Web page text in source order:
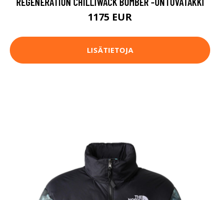
1175 EUR
LISÄTIETOJA